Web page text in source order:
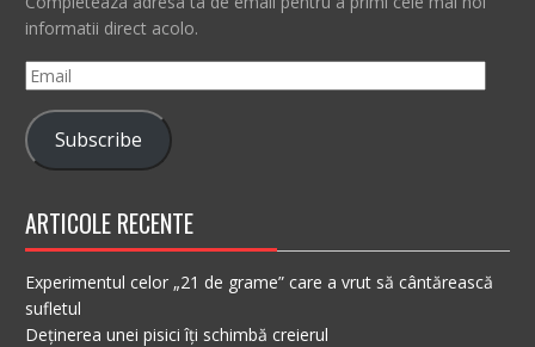
informatii direct acolo.
Email
Subscribe
ARTICOLE RECENTE
Experimentul celor „21 de grame” care a vrut să cântărească
sufletul
Deținerea unei pisici îți schimbă creierul